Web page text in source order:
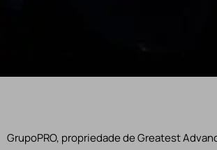
GrupoPRO, propriedade de Greatest